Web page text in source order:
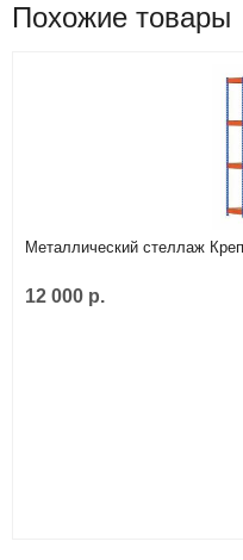
Похожие товары
Металлический стеллаж
12 000 р.